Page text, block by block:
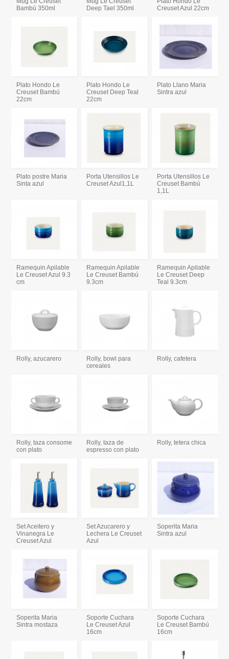
Bambú 350ml
Deep Tael 350ml
Creuset Azul 22cm
Plato Hondo Le
Creuset Bambú
22cm
Plato Hondo Le
Creuset Deep Teal
22cm
Plato Llano Maria
Sintra azul
Plato postre Maria
Sinta azul
Porta Utensillos Le
Creuset Azul1,1L
Porta Utensillos Le
Creuset Bambú
1,1L
Ramequin Apilable
Le Creuset Azul 9.3
cm
Ramequin Apilable
Le Creuset Bambú
9.3cm
Ramequin Apilable
Le Creuset Deep
Teal 9.3cm
Rolly, azucarero
Rolly, bowl para
cereales
Rolly, cafetera
Rolly, taza consome
con plato
Rolly, taza de
espresso con plato
Rolly, tetera chica
Set Aceitero y
Vinanegra Le
Creuset Azul
Set Azucarero y
Lechera Le Creuset
Azul
Soperita Maria
Sintra azul
Soperita Maria
Sintra mostaza
Soporte Cuchara
Le Creuset Azul
16cm
Soporte Cuchara
Le Creuset Bambú
16cm